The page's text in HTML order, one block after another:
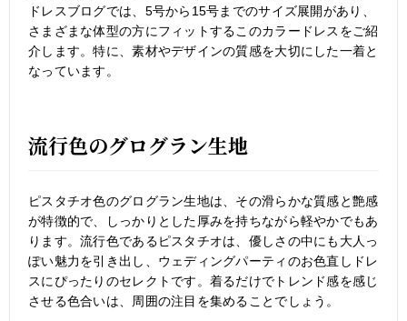
ドレスブログでは、5号から15号までのサイズ展開があり、
さまざまな体型の方にフィットするこのカラードレスをご紹
介します。特に、素材やデザインの質感を大切にした一着と
なっています。
流行色のグログラン生地
ピスタチオ色のグログラン生地は、その滑らかな質感と艶感
が特徴的で、しっかりとした厚みを持ちながら軽やかでもあ
ります。流行色であるピスタチオは、優しさの中にも大人っ
ぽい魅力を引き出し、ウェディングパーティのお色直しドレ
スにぴったりのセレクトです。着るだけでトレンド感を感じ
させる色合いは、周囲の注目を集めることでしょう。